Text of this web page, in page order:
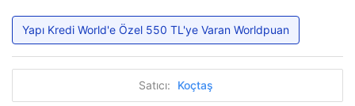
Yapı Kredi World'e Özel 550 TL'ye Varan Worldpuan
Satıcı: Koçtaş